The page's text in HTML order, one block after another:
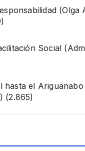
(Olga
Social
hasta el Ariguanabo
(2.865)